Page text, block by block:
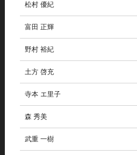
松村 優紀
富田 正輝
野村 裕紀
土方 啓充
寺本 エ里子
森 秀美
武重 一樹